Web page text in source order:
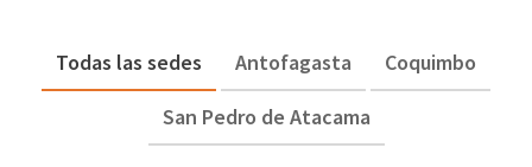
Todas las sedes Antofagasta
Coquimbo
San Pedro de Atacama